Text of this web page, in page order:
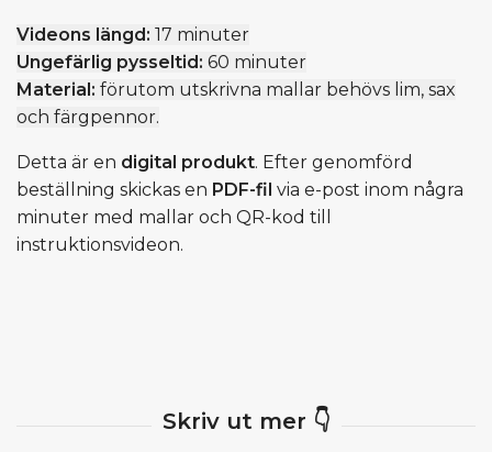
Videons längd: 17 minuter
Ungefärlig pysseltid: 60 minuter
Material: förutom utskrivna mallar behövs lim, sax
och färgpennor.
Detta är en digital produkt. Efter genomförd
beställning skickas en PDF-fil via e-post inom några
minuter med mallar och QR-kod till
instruktionsvideon.